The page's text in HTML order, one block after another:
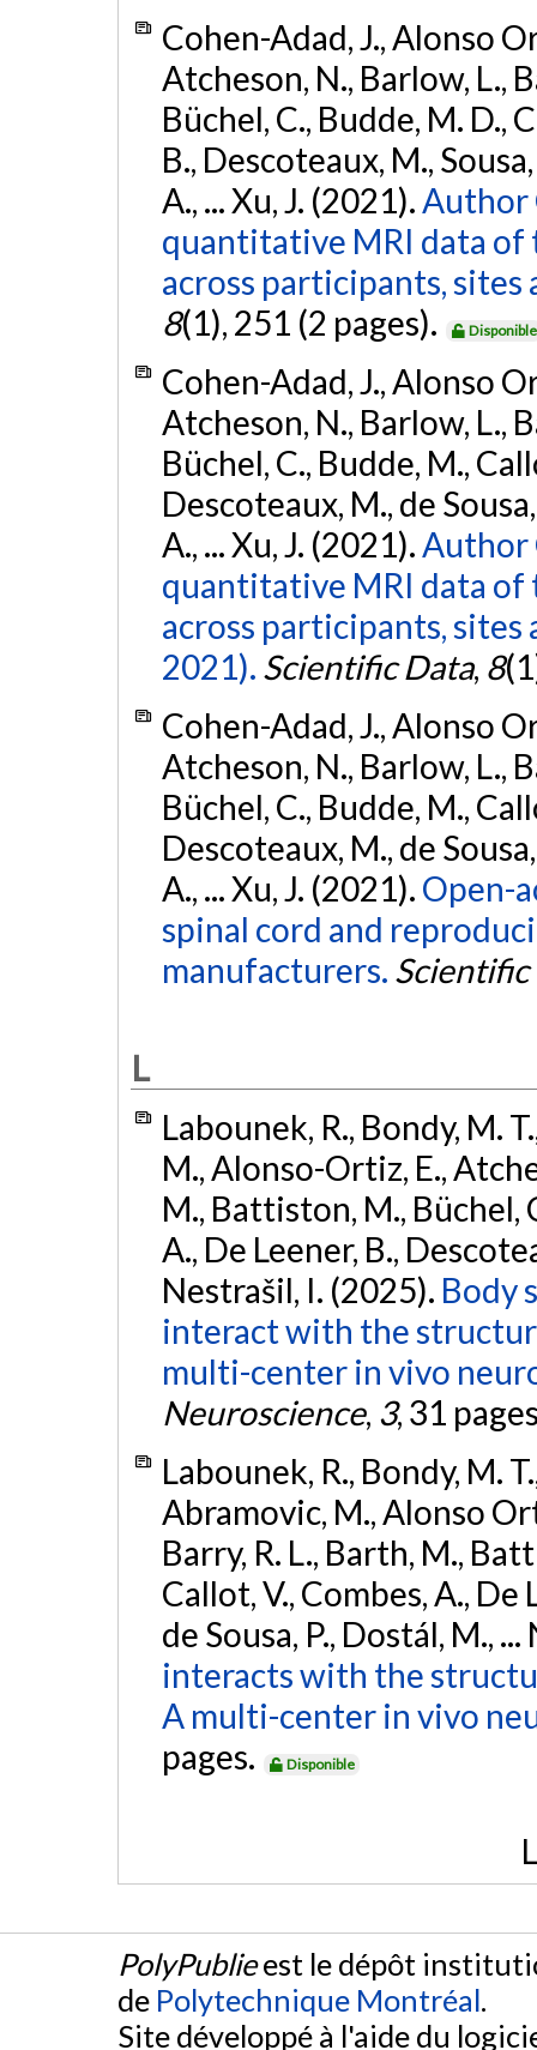
Cohen-Adad, J., Alonso
Atcheson, N., Barlow, L.,
Büchel, C., Budde, M. D.,
B., Descoteaux, M.,
A., ... Xu, J. (2021). Author
quantitative MRI data
across participants,
8(1), 251 (2 pages). Disponible
Cohen-Adad, J., Alonso
Atcheson, N., Barlow, L.,
Büchel, C., Budde, M.,
Descoteaux, M., de
A., ... Xu, J. (2021).Author
quantitative MRI data
across participants, sites
2021). Scientific Data, 8
Cohen-Adad, J., Alonso
Atcheson, N., Barlow, L.,
Büchel, C., Budde, M.,
Descoteaux, M., de
A., ... Xu, J. (2021). Open-
spinal cord and
manufacturers. Scientific
L
Labounek, R., Bondy, M.
M., Alonso-Ortiz, E.,
M., Battiston, M., Büchel,
A., De Leener, B.,
Nestrašil, I. (2025). Body
interact with the
multi-center in vivo
Neuroscience, 3, 31
Labounek, R., Bondy, M.
Abramovic, M., Alonso
Barry, R. L., Barth, M.,
Callot, V., Combes, A.,
de Sousa, P., Dostál, M.,
interacts with the
A multi-center in vivo
pages.
Disponible
PolyPublieest le dépôt
de Polytechnique Montréal.
Site développé à l'aide du